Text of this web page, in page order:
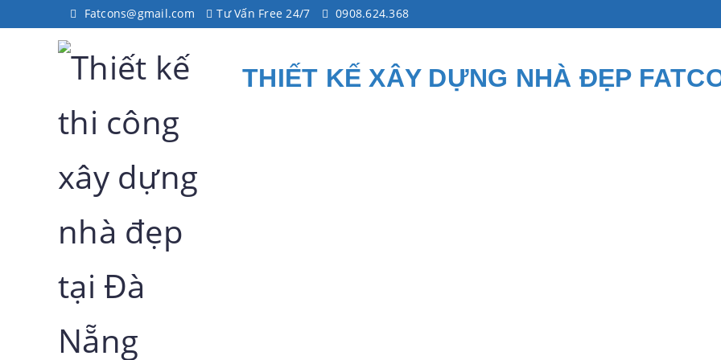
Fatcons@gmail.com Tư Vấn Free 24/7 0908.624.368
THIẾT KẾ XÂY DỰNG NHÀ ĐẸP